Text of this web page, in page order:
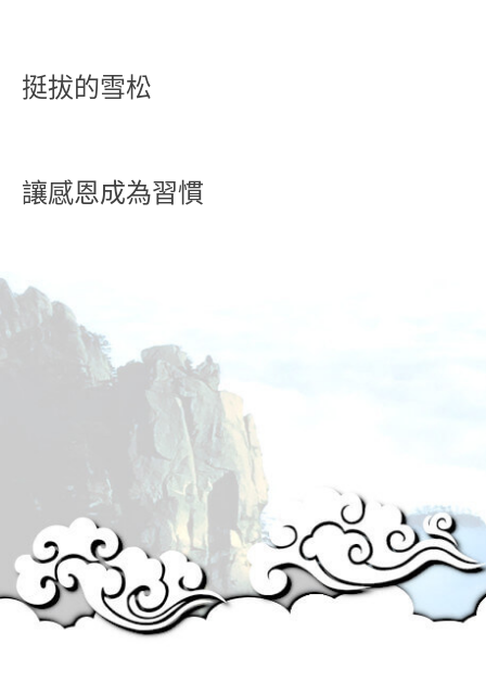
挺拔的雪松
讓感恩成為習慣